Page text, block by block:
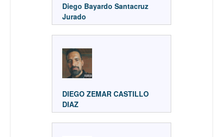
Diego Bayardo Santacruz
Jurado
DIEGO ZEMAR CASTILLO
DIAZ